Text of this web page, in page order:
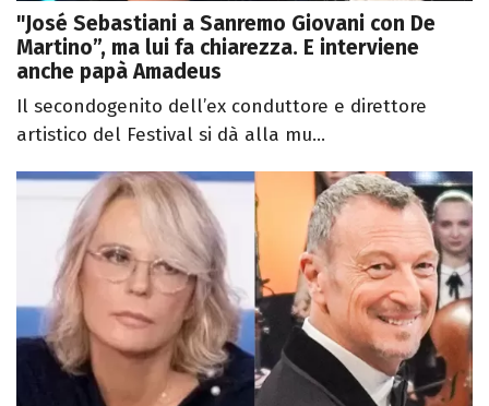
"José Sebastiani a Sanremo Giovani con De
Martino”, ma lui fa chiarezza. E interviene
anche papà Amadeus
Il secondogenito dell’ex conduttore e direttore
artistico del Festival si dà alla mu...